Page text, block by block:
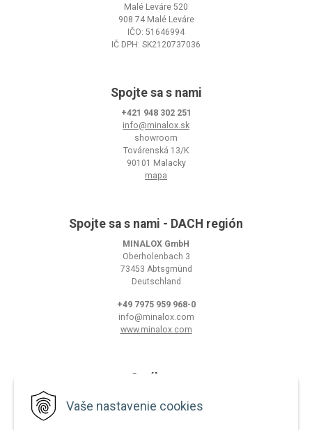
Vaše nastavenie cookies
Malé Leváre 520
908 74 Malé Leváre
IČO: 51646994
IČ DPH: SK2120737036
Spojte sa s nami
+421 948 302 251
info@minalox.sk
showroom
Továrenská 13/K
90101 Malacky
mapa
Spojte sa s nami - DACH región
MINALOX GmbH
Oberholenbach 3
73453 Abtsgmünd
Deutschland
+49 7975 959 968-0
info@minalox.com
www.minalox.com
O nákupe